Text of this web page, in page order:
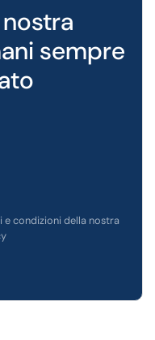
sempre
e condizioni della nostra